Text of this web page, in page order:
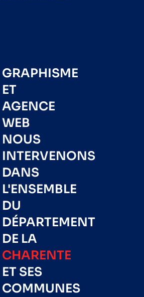
GRAPHISME
ET
AGENCE
WEB
NOUS
INTERVENONS
DANS
L'ENSEMBLE
DU
DÉPARTEMENT
DE LA
CHARENTE
ET SES
COMMUNES